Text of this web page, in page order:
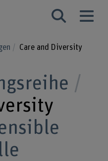
Care and Diversity